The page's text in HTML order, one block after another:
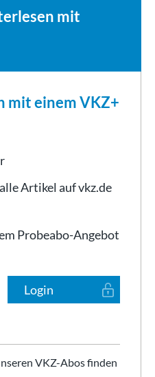
mit
mit einem VKZ+
Artikel auf vkz.de
Probeabo-Angebot
Login
VKZ-Abos finden